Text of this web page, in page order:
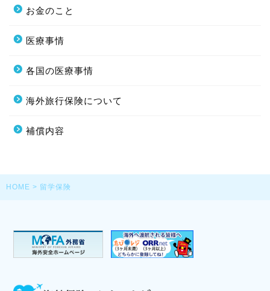
お金のこと
医療事情
各国の医療事情
海外旅行保険について
補償内容
HOME > 留学保険